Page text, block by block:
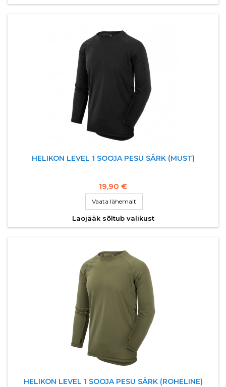
HELIKON LEVEL 1 SOOJA PESU SÄRK (MUST)
19,90 €
Vaata lähemalt
Laojääk sõltub valikust
HELIKON LEVEL 1 SOOJA PESU SÄRK (ROHELINE)